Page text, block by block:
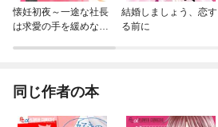
懐妊初夜～一途な社長
は求愛の手を緩めない
結婚しましょう、恋す
る前に
同じ作者の本